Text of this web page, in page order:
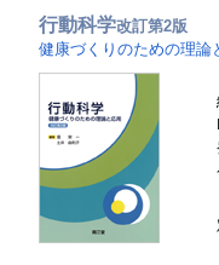
行動科学改訂第2版
健康づくりのための理論